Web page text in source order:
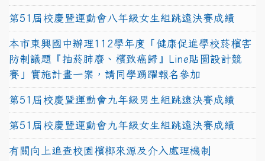
第51屆校慶暨運動會八年級女生組跳遠決賽成績
本市東興國中辦理112學年度「健康促進學校菸檳害
防制議題『抽菸肺廢、檳致癌歸』Line貼圖設計競
賽」實施計畫一案，請同學踴躍報名參加
第51屆校慶暨運動會九年級男生組跳遠決賽成績
第51屆校慶暨運動會九年級女生組跳遠決賽成績
有關向上追查校園檳榔來源及介入處理機制